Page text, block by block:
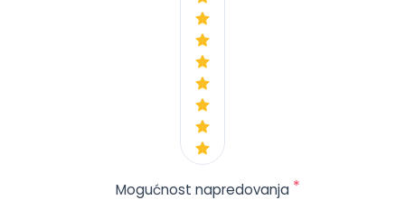
Mogućnost napredovanja *